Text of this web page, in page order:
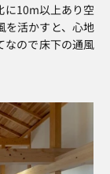
に10m以上あり空
を活かすと、心地
なので床下の通風